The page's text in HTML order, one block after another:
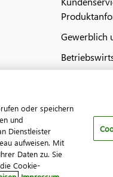
Gewerblich
KontaktCookie-
oder speichern
und
Dienstleister
aufweisen. Mit
Daten zu. Sie
Cookie-